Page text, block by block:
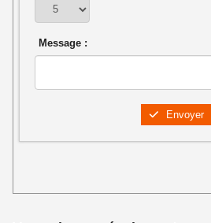
Message :
Envoyer